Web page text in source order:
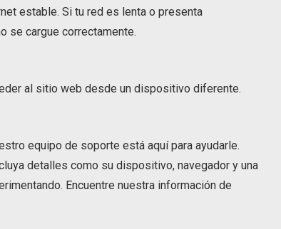
estable. Si tu red es lenta o presenta
se cargue correctamente.
al sitio web desde un dispositivo diferente.
equipo de soporte está aquí para ayudarle.
detalles como su dispositivo, navegador y una
Encuentre nuestra información de